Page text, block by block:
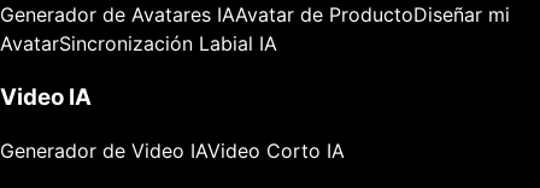
Generador de Avatares IAAvatar de ProductoDiseñar mi
AvatarSincronización Labial IA
Video IA
Generador de Video IAVideo Corto IA